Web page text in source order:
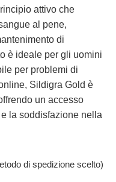
attivo che
al pene,
di
è ideale per gli uomini
per problemi di
Sildigra Gold è
un accesso
la soddisfazione nella
di spedizione scelto)